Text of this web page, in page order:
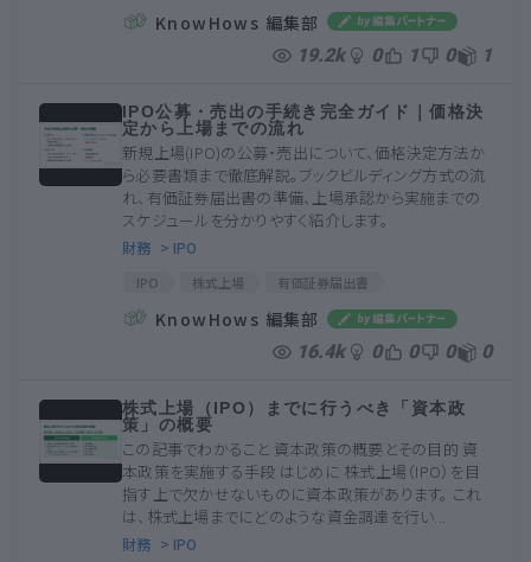
上場審査料
新規上場料 監査法人 証券会社
KnowHows 編集部
19.2k 0 1 0 1
IPO公募・売出の手続き完全ガイド｜価格決
定から上場までの流れ
新規上場(IPO)の公募・売出について、価格決定方法か
ら必要書類まで徹底解説。ブックビルディング方式の流
れ、有価証券届出書の準備、上場承認から実施までの
スケジュールを分かりやすく紹介します。
財務 > IPO
IPO 株式上場
有価証券届出書
ブックビルディング方式
スケジュール
創業者利潤
KnowHows 編集部
16.4k 0 0 0 0
株式上場（IPO）までに行うべき「資本政
策」の概要
この記事でわかること 資本政策の概要とその目的 資
本政策を実施する手段 はじめに 株式上場（IPO）を目
指す上で欠かせないものに資本政策があります。 これ
は、株式上場までにどのような資金調達を行い...
財務 > IPO